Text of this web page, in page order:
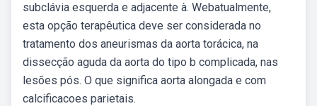
subclávia esquerda e adjacente à. Webatualmente,
esta opção terapêutica deve ser considerada no
tratamento dos aneurismas da aorta torácica, na
dissecção aguda da aorta do tipo b complicada, nas
lesões pós. O que significa aorta alongada e com
calcificacoes parietais.